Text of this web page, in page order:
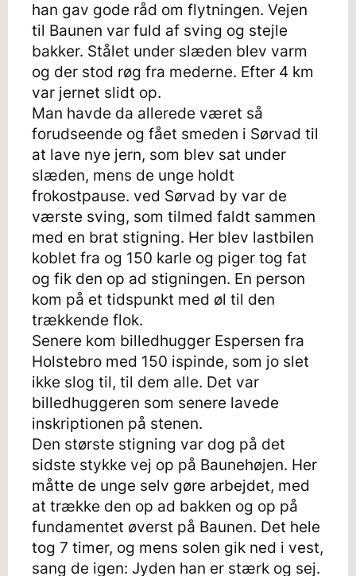
han gav gode råd om flytningen. Vejen
til Baunen var fuld af sving og stejle
bakker. Stålet under slæden blev varm
og der stod røg fra mederne. Efter 4 km
var jernet slidt op.
Man havde da allerede været så
forudseende og fået smeden i Sørvad til
at lave nye jern, som blev sat under
slæden, mens de unge holdt
frokostpause. ved Sørvad by var de
værste sving, som tilmed faldt sammen
med en brat stigning. Her blev lastbilen
koblet fra og 150 karle og piger tog fat
og fik den op ad stigningen. En person
kom på et tidspunkt med øl til den
trækkende flok.
Senere kom billedhugger Espersen fra
Holstebro med 150 ispinde, som jo slet
ikke slog til, til dem alle. Det var
billedhuggeren som senere lavede
inskriptionen på stenen.
Den største stigning var dog på det
sidste stykke vej op på Baunehøjen. Her
måtte de unge selv gøre arbejdet, med
at trække den op ad bakken og op på
fundamentet øverst på Baunen. Det hele
tog 7 timer, og mens solen gik ned i vest,
sang de igen: Jyden han er stærk og sej.